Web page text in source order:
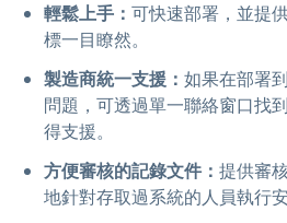
輕鬆上手： 可快速部署，並提
標一目瞭然。
製造商統一支援： 如果在部署
問題，可透過單一聯絡窗口找
得支援。
方便審核的記錄文件： 提供審
地針對存取過系統的人員執行安